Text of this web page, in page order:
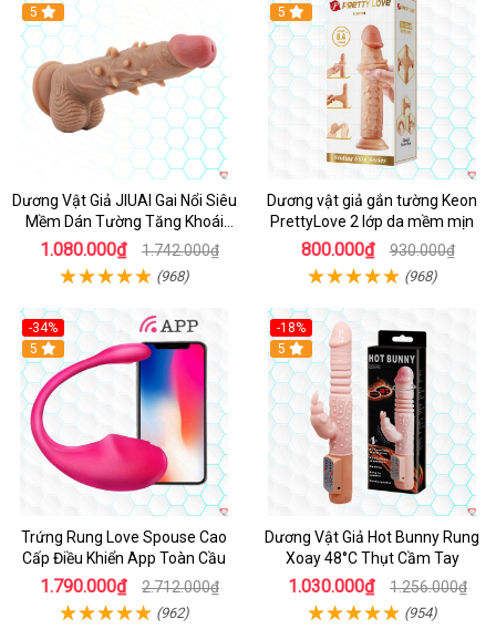
5
Dương Vật Giả JIUAI Gai Nổi Siêu
Mềm Dán Tường Tăng Khoái
Cảm
1.080.000₫ 1.742.000₫
(968)
5
Dương vật giả gắn tường Keon
PrettyLove 2 lớp da mềm mịn
800.000₫ 930.000₫
(968)
-34%
5
Trứng Rung Love Spouse Cao
Cấp Điều Khiển App Toàn Cầu
1.790.000₫ 2.712.000₫
(962)
-18%
Hot
5
Dương Vật Giả Hot Bunny Rung
Xoay 48°C Thụt Cầm Tay
1.030.000₫ 1.256.000₫
(954)